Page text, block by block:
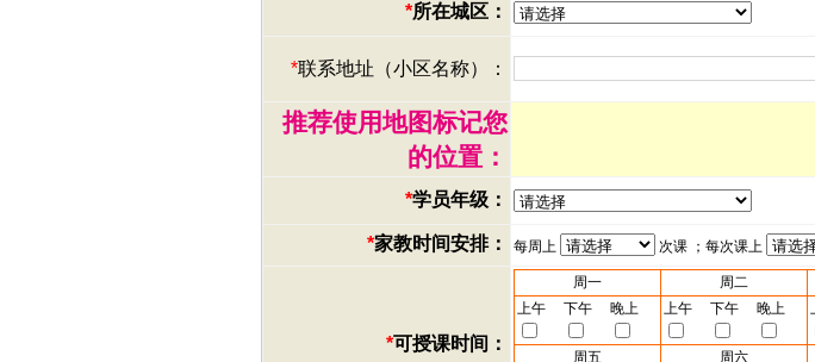
*所在城区：
*联系地址（小区名称）：
推荐使用地图标记您
的位置：
*学员年级：
*家教时间安排： 每周上 次课 ；每次课上
*可授课时间：
周一 周二
上午
下午 晚上 上午 下午 晚上
周五 周六